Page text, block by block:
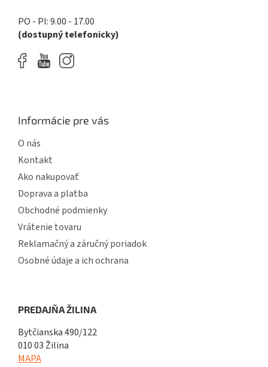
PO - PI: 9.00 - 17.00
(dostupný telefonicky)
Informácie pre vás
O nás
Kontakt
Ako nakupovať
Doprava a platba
Obchodné podmienky
Vrátenie tovaru
Reklamačný a záručný poriadok
Osobné údaje a ich ochrana
PREDAJŇA ŽILINA
Bytčianska 490/122
010 03 Žilina
MAPA